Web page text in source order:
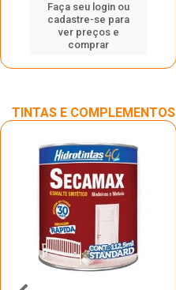
Faça seu login ou
cadastre-se para
ver preços e
comprar
TINTAS E COMPLEMENTOS